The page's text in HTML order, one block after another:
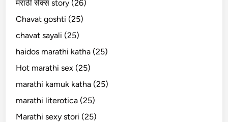
मराठी सेक्स story (26)
Chavat goshti (25)
chavat sayali (25)
haidos marathi katha (25)
Hot marathi sex (25)
marathi kamuk katha (25)
marathi literotica (25)
Marathi sexy stori (25)